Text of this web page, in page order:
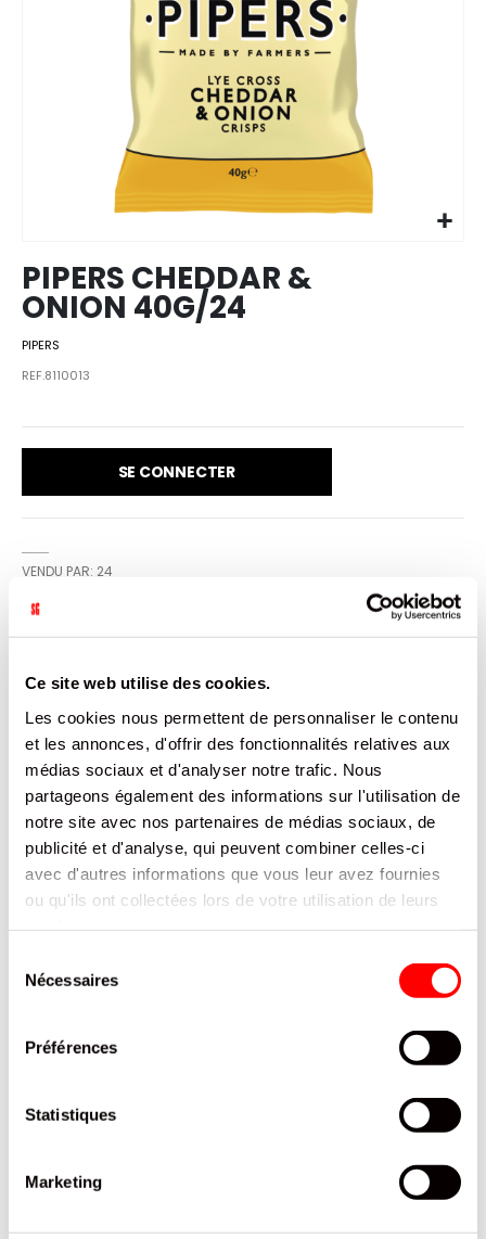
Ce site web utilise des cookies.
Les cookies nous permettent de personnaliser le contenu
et les annonces, d'offrir des fonctionnalités relatives aux
médias sociaux et d'analyser notre trafic. Nous
partageons également des informations sur l'utilisation de
notre site avec nos partenaires de médias sociaux, de
publicité et d'analyse, qui peuvent combiner celles-ci
avec d'autres informations que vous leur avez fournies
ou qu'ils ont collectées lors de votre utilisation de leurs
Nécessaires
Préférences
Statistiques
Marketing
images
gallery
PIPERS CHEDDAR &
ONION 40G/24
PIPERS
REF.8110013
SE CONNECTER
VENDU PAR: 24
PIPERS CHEDDAR & ONION 40G/24
CARACTÉRISTIQUES
DOCUMENTATION
PRODUITS QUI POURRAIENT VOUS
CHUPA CHUPS UNICORN